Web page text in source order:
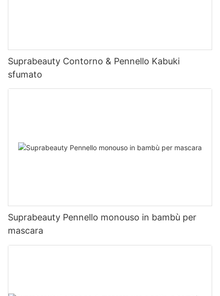
Suprabeauty Contorno & Pennello Kabuki
sfumato
Suprabeauty Pennello monouso in bambù per
mascara